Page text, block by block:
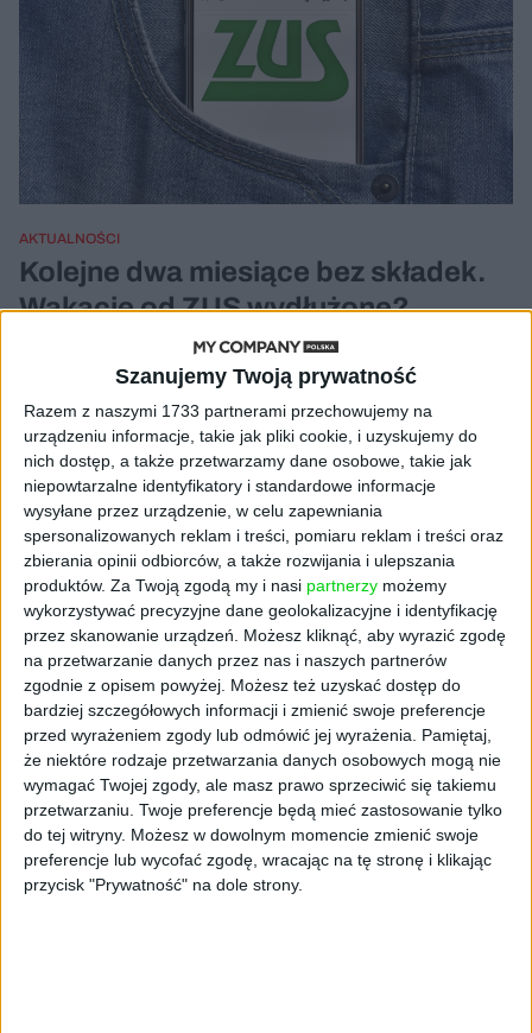
Szanujemy Twoją prywatność
Razem z naszymi 1733 partnerami przechowujemy na
urządzeniu informacje, takie jak pliki cookie, i uzyskujemy do
nich dostęp, a także przetwarzamy dane osobowe, takie jak
niepowtarzalne identyfikatory i standardowe informacje
wysyłane przez urządzenie, w celu zapewniania
spersonalizowanych reklam i treści, pomiaru reklam i treści oraz
zbierania opinii odbiorców, a także rozwijania i ulepszania
produktów. Za Twoją zgodą my i nasi partnerzy możemy
wykorzystywać precyzyjne dane geolokalizacyjne i identyfikację
przez skanowanie urządzeń. Możesz kliknąć, aby wyrazić zgodę
na przetwarzanie danych przez nas i naszych partnerów
zgodnie z opisem powyżej. Możesz też uzyskać dostęp do
bardziej szczegółowych informacji i zmienić swoje preferencje
przed wyrażeniem zgody lub odmówić jej wyrażenia. Pamiętaj,
że niektóre rodzaje przetwarzania danych osobowych mogą nie
wymagać Twojej zgody, ale masz prawo sprzeciwić się takiemu
przetwarzaniu. Twoje preferencje będą mieć zastosowanie tylko
do tej witryny. Możesz w dowolnym momencie zmienić swoje
preferencje lub wycofać zgodę, wracając na tę stronę i klikając
przycisk "Prywatność" na dole strony.
AKTUALNOŚCI
Kolejne dwa miesiące bez składek.
Wakacje od ZUS wydłużone?
AKTUALNOŚCI
Można składać wnioski o wakacje
od ZUS na styczeń. Nie trzeba mieć
decyzji
Aneta Zabłocka 16.12.2024